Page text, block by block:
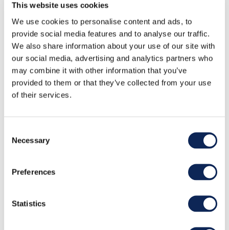
This website uses cookies
We use cookies to personalise content and ads, to
provide social media features and to analyse our traffic.
We also share information about your use of our site with
our social media, advertising and analytics partners who
may combine it with other information that you’ve
provided to them or that they’ve collected from your use
of their services.
Selection
Necessary
Preferences
Statistics